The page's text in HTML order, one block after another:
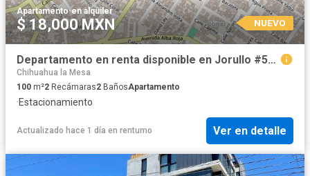
Apartamento·en alquiler
$ 18,000 MXN NUEVO
Departamento en renta disponible en Jorullo #5471, Colonia Santa Rosa, C.P. 22106
Chihuahua la Mesa
100 m²2 Recámaras2 BañosApartamento
·Estacionamiento
Actualizado hace 1 día en rentumo Ver en detalle